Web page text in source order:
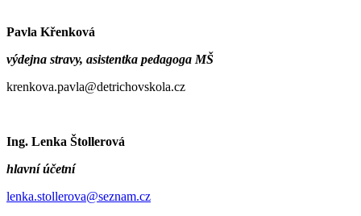
Pavla Křenková
výdejna stravy, asistentka pedagoga MŠ
krenkova.pavla@detrichovskola.cz
Ing. Lenka Štollerová
hlavní účetní
lenka.stollerova@seznam.cz